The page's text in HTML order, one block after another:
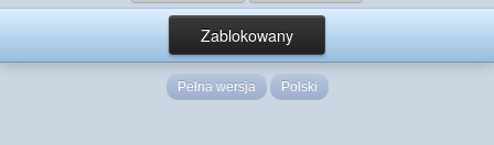
Zablokowany
Pełna wersja Polski